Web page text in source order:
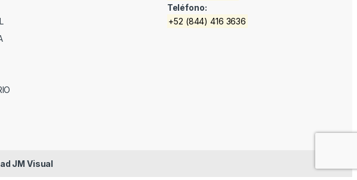
Teléfono:
+52 (844) 416 3636
JM Visual